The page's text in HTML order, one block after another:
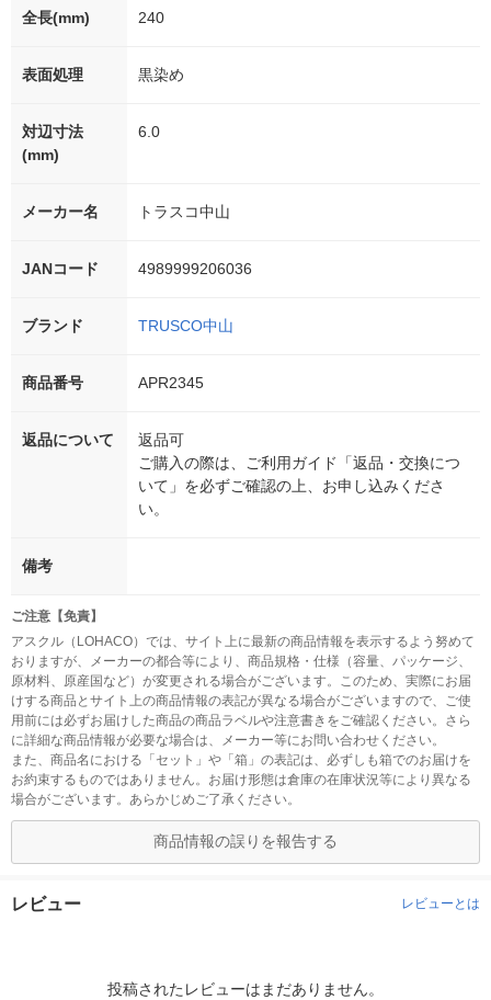
全長(mm) 240
表面処理 黒染め
対辺寸法
(mm)
6.0
メーカー名 トラスコ中山
JANコード 4989999206036
ブランド TRUSCO中山
商品番号 APR2345
返品について
返品可
ご購入の際は、ご利用ガイド「返品・交換につ
いて」を必ずご確認の上、お申し込みくださ
い。
備考
ご注意【免責】
アスクル（LOHACO）では、サイト上に最新の商品情報を表示するよう努めて
おりますが、メーカーの都合等により、商品規格・仕様（容量、パッケージ、
原材料、原産国など）が変更される場合がございます。このため、実際にお届
けする商品とサイト上の商品情報の表記が異なる場合がございますので、ご使
用前には必ずお届けした商品の商品ラベルや注意書きをご確認ください。さら
に詳細な商品情報が必要な場合は、メーカー等にお問い合わせください。
また、商品名における「セット」や「箱」の表記は、必ずしも箱でのお届けを
お約束するものではありません。お届け形態は倉庫の在庫状況等により異なる
場合がございます。あらかじめご了承ください。
商品情報の誤りを報告する
レビュー レビューとは
投稿されたレビューはまだありません。